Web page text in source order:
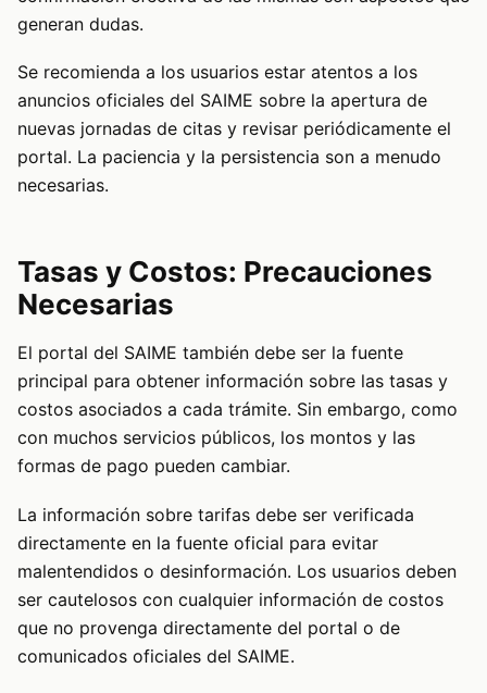
generan dudas.
Se recomienda a los usuarios estar atentos a los
anuncios oficiales del SAIME sobre la apertura de
nuevas jornadas de citas y revisar periódicamente el
portal. La paciencia y la persistencia son a menudo
necesarias.
Tasas y Costos: Precauciones
Necesarias
El portal del SAIME también debe ser la fuente
principal para obtener información sobre las tasas y
costos asociados a cada trámite. Sin embargo, como
con muchos servicios públicos, los montos y las
formas de pago pueden cambiar.
La información sobre tarifas debe ser verificada
directamente en la fuente oficial para evitar
malentendidos o desinformación. Los usuarios deben
ser cautelosos con cualquier información de costos
que no provenga directamente del portal o de
comunicados oficiales del SAIME.